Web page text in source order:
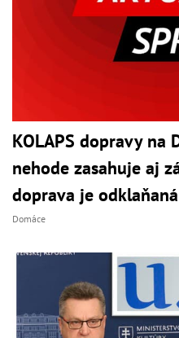
KOLAPS dopravy na
nehode zasahuje aj
doprava je odklaňaná
Domáce